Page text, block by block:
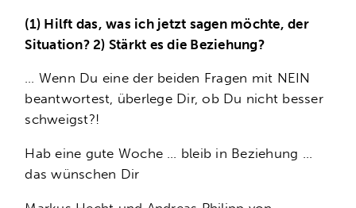
(1) Hilft das, was ich jetzt sagen möchte, der
Situation? 2) Stärkt es die Beziehung?
… Wenn Du eine der beiden Fragen mit NEIN
beantwortest, überlege Dir, ob Du nicht besser
schweigst?!
Hab eine gute Woche … bleib in Beziehung …
das wünschen Dir